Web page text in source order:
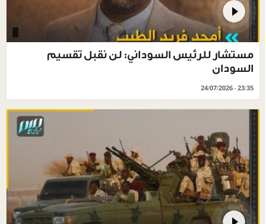
مستشار للرئيس السوداني: لن نقبل تقسيم
السودان
24/07/2026 - 23:35